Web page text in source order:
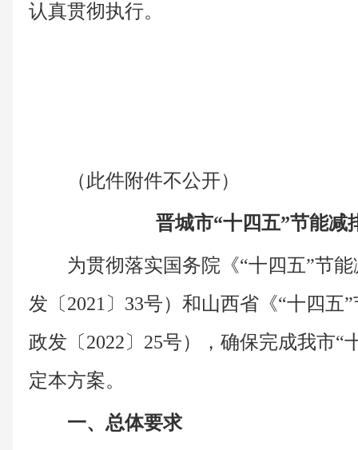
认真贯彻执行。
（此件附件不公开）
晋城市“十四五”节能减
为贯彻落实国务院《“十四五”节
发〔2021〕33号）和山西省《“十四五
政发〔2022〕25号），确保完成我市“
定本方案。
一、总体要求